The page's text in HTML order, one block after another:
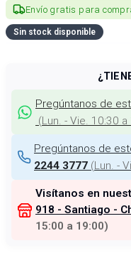
Envío gratis para
Sin stock disponible
Pregúntanos de
(Lun. - Vie. 10:30
Pregúntanos de
2244 3777 (Lun. -
Visítanos en
918 - Santiago -
15:00 a 19:00)